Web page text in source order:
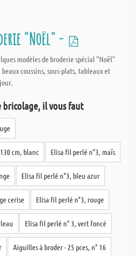
"Noël" -
modèles de broderie spécial "Noël"
coussins, sous-plats, tableaux et
bricolage, il vous faut
cm, blanc Elisa fil perlé n°3, maïs
Elisa fil perlé n°3, bleu azur
cerise Elisa fil perlé n°3, rouge
Elisa fil perlé n° 3, vert foncé
Aiguilles à broder - 25 pces, n° 16